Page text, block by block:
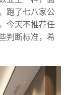
跑了七八家公
今天不推荐任
判断标准，希